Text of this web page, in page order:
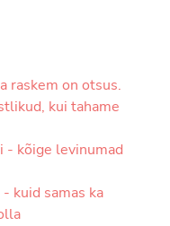
raskem on otsus.
kui tahame
- kõige levinumad
kuid samas ka